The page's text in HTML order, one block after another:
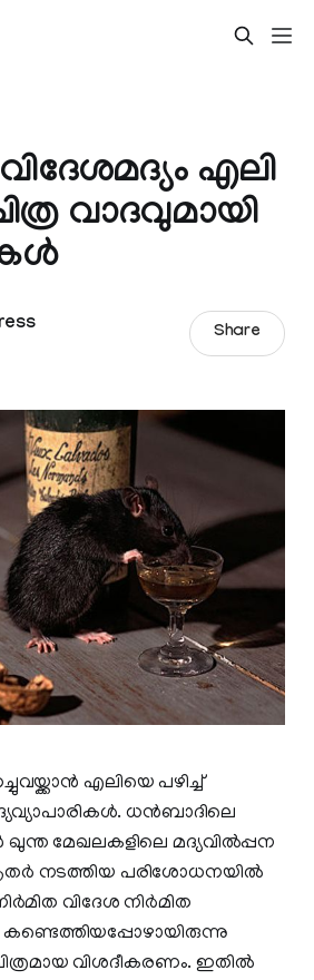
വിദേശമദ്യം എലി
വാദവുമായി
Share
എലിയെ പഴിച്ച്
ധൻബാദിലെ
മേഖലകളിലെ മദ്യവിൽപ്പന
നടത്തിയ പരിശോധനയിൽ
വിദേശ നിർമിത
വിശദീകരണം. ഇതിൽ